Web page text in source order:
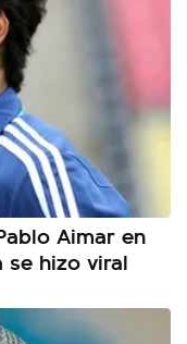
Aimar en
se hizo viral